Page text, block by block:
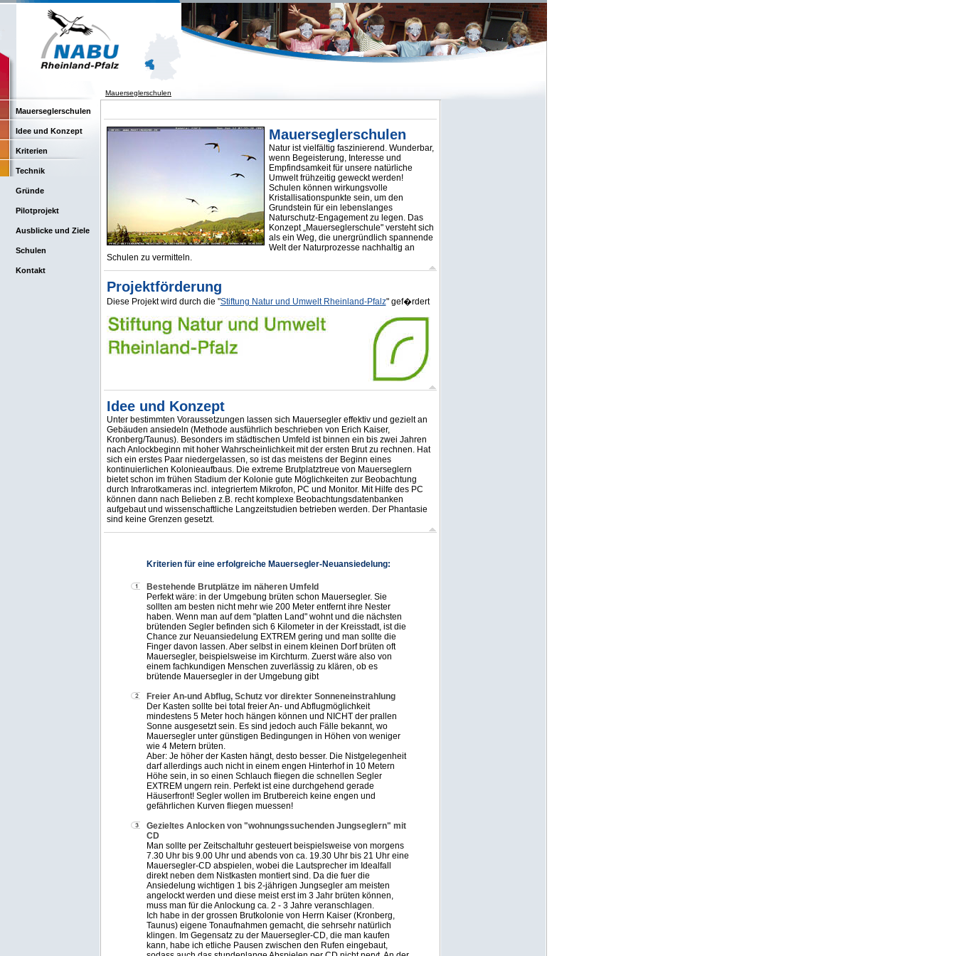
Mauerseglerschulen
Mauerseglerschulen
Natur ist vielfältig faszinierend. Wunderbar,
wenn Begeisterung, Interesse und
Empfindsamkeit für unsere natürliche
Umwelt frühzeitig geweckt werden!
Schulen können wirkungsvolle
Kristallisationspunkte sein, um den
Grundstein für ein lebenslanges
Naturschutz-Engagement zu legen. Das
Konzept „Mauerseglerschule" versteht sich
als ein Weg, die unergründlich spannende
Welt der Naturprozesse nachhaltig an
Schulen zu vermitteln.
Projektförderung
Diese Projekt wird durch die "Stiftung Natur und Umwelt Rheinland-Pfalz" gef�rdert
Idee und Konzept
Unter bestimmten Voraussetzungen lassen sich Mauersegler effektiv und gezielt an
Gebäuden ansiedeln (Methode ausführlich beschrieben von Erich Kaiser,
Kronberg/Taunus). Besonders im städtischen Umfeld ist binnen ein bis zwei Jahren
nach Anlockbeginn mit hoher Wahrscheinlichkeit mit der ersten Brut zu rechnen. Hat
sich ein erstes Paar niedergelassen, so ist das meistens der Beginn eines
kontinuierlichen Kolonieaufbaus. Die extreme Brutplatztreue von Mauerseglern
bietet schon im frühen Stadium der Kolonie gute Möglichkeiten zur Beobachtung
durch Infrarotkameras incl. integriertem Mikrofon, PC und Monitor. Mit Hilfe des PC
können dann nach Belieben z.B. recht komplexe Beobachtungsdatenbanken
aufgebaut und wissenschaftliche Langzeitstudien betrieben werden. Der Phantasie
sind keine Grenzen gesetzt.
Kriterien für eine erfolgreiche Mauersegler-Neuansiedelung:
Bestehende Brutplätze im näheren Umfeld
Perfekt wäre: in der Umgebung brüten schon Mauersegler. Sie
sollten am besten nicht mehr wie 200 Meter entfernt ihre Nester
haben. Wenn man auf dem "platten Land" wohnt und die nächsten
brütenden Segler befinden sich 6 Kilometer in der Kreisstadt, ist die
Chance zur Neuansiedelung EXTREM gering und man sollte die
Finger davon lassen. Aber selbst in einem kleinen Dorf brüten oft
Mauersegler, beispielsweise im Kirchturm. Zuerst wäre also von
einem fachkundigen Menschen zuverlässig zu klären, ob es
brütende Mauersegler in der Umgebung gibt
Freier An-und Abflug, Schutz vor direkter Sonneneinstrahlung
Der Kasten sollte bei total freier An- und Abflugmöglichkeit
mindestens 5 Meter hoch hängen können und NICHT der prallen
Sonne ausgesetzt sein. Es sind jedoch auch Fälle bekannt, wo
Mauersegler unter günstigen Bedingungen in Höhen von weniger
wie 4 Metern brüten.
Aber: Je höher der Kasten hängt, desto besser. Die Nistgelegenheit
darf allerdings auch nicht in einem engen Hinterhof in 10 Metern
Höhe sein, in so einen Schlauch fliegen die schnellen Segler
EXTREM ungern rein. Perfekt ist eine durchgehend gerade
Häuserfront! Segler wollen im Brutbereich keine engen und
gefährlichen Kurven fliegen muessen!
Gezieltes Anlocken von "wohnungssuchenden Jungseglern" mit
CD
Man sollte per Zeitschaltuhr gesteuert beispielsweise von morgens
7.30 Uhr bis 9.00 Uhr und abends von ca. 19.30 Uhr bis 21 Uhr eine
Mauersegler-CD abspielen, wobei die Lautsprecher im Idealfall
direkt neben dem Nistkasten montiert sind. Da die fuer die
Ansiedelung wichtigen 1 bis 2-jährigen Jungsegler am meisten
angelockt werden und diese meist erst im 3 Jahr brüten können,
muss man für die Anlockung ca. 2 - 3 Jahre veranschlagen.
Ich habe in der grossen Brutkolonie von Herrn Kaiser (Kronberg,
Taunus) eigene Tonaufnahmen gemacht, die sehrsehr natürlich
klingen. Im Gegensatz zu der Mauersegler-CD, die man kaufen
kann, habe ich etliche Pausen zwischen den Rufen eingebaut,
Mauerseglerschulen
Idee und Konzept
Kriterien
Technik
Gründe
Pilotprojekt
Ausblicke und Ziele
Schulen
Kontakt